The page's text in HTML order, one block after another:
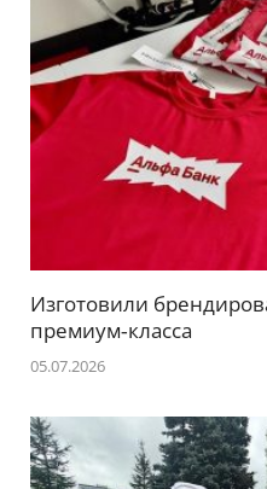
Изготовили
премиум‑класса
05.07.2026